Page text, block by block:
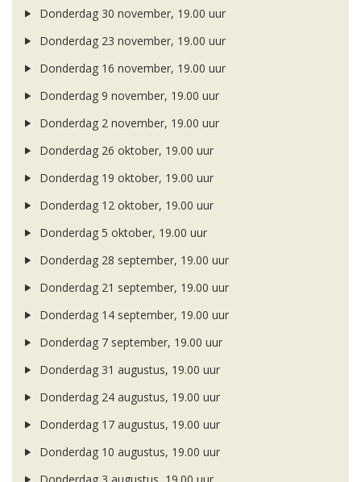
Donderdag 30 november, 19.00 uur
Donderdag 23 november, 19.00 uur
Donderdag 16 november, 19.00 uur
Donderdag 9 november, 19.00 uur
Donderdag 2 november, 19.00 uur
Donderdag 26 oktober, 19.00 uur
Donderdag 19 oktober, 19.00 uur
Donderdag 12 oktober, 19.00 uur
Donderdag 5 oktober, 19.00 uur
Donderdag 28 september, 19.00 uur
Donderdag 21 september, 19.00 uur
Donderdag 14 september, 19.00 uur
Donderdag 7 september, 19.00 uur
Donderdag 31 augustus, 19.00 uur
Donderdag 24 augustus, 19.00 uur
Donderdag 17 augustus, 19.00 uur
Donderdag 10 augustus, 19.00 uur